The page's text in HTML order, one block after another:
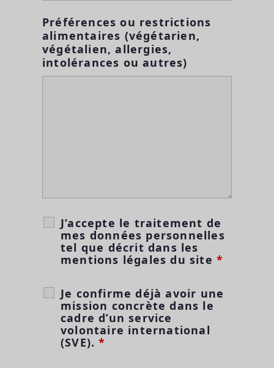
Préférences ou restrictions
alimentaires (végétarien,
végétalien, allergies,
intolérances ou autres)
J’accepte le traitement de
mes données personnelles
tel que décrit dans les
mentions légales du site *
Je confirme déjà avoir une
mission concrète dans le
cadre d’un service
volontaire international
(SVE).*